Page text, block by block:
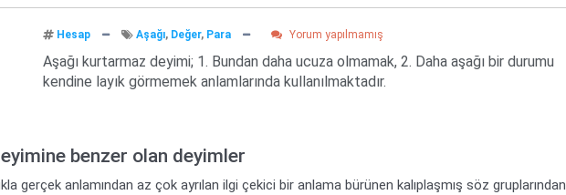
Hesap Aşağı, Değer, Para Yorum yapılmamış
Aşağı kurtarmaz deyimi; 1. Bundan daha ucuza olmamak, 2. Daha aşağı bir durumu
kendine layık görmemek anlamlarında kullanılmaktadır.
benzer olan deyimler
gerçek anlamından az çok ayrılan ilgi çekici bir anlama bürünen kalıplaşmış söz gruplarından